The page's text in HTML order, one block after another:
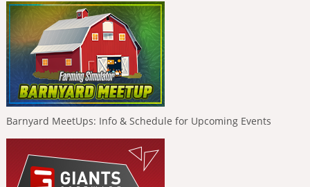
Barnyard MeetUps: Info & Schedule for Upcoming Events